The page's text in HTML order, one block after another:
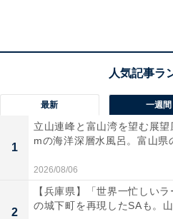
最新 一週間
1
立山連峰と富山湾を望む展
mの海洋深層水風呂。富山県
2026/08/06
2
【兵庫県】「世界一忙しい
の城下町を再現したSAも。